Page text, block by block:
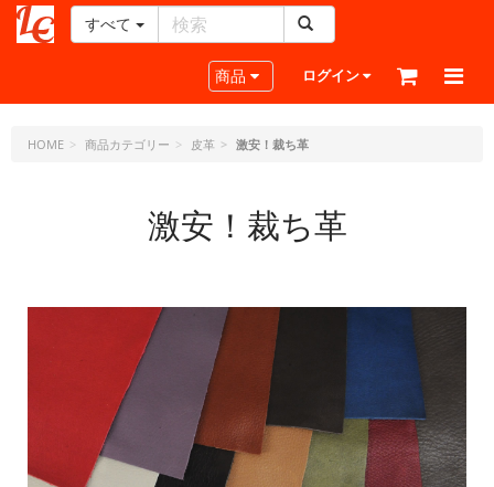
ー
ラ
ェ
すべて
Toggle navigation
商品 ログイン
HOME 商品カテゴリー 皮革 激安！裁ち革
激安！裁ち革